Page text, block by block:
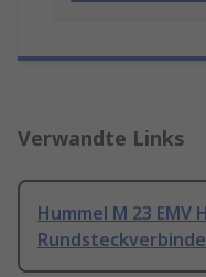
Verwandte Links
Hummel M 23 EMV